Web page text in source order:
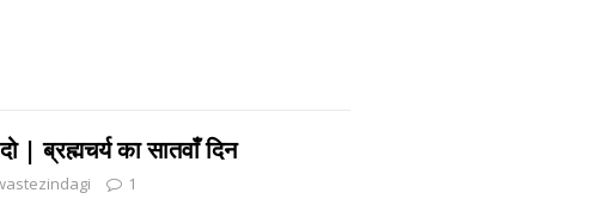
| ब्रह्मचर्य का सातवाँ दिन
1